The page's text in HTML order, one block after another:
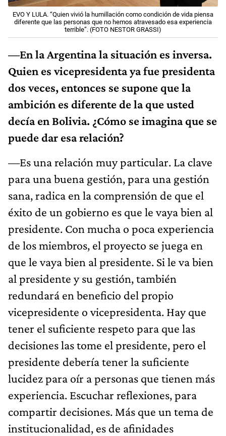
EVO Y LULA. “Quien vivió la humillación como condición de vida piensa
diferente que las personas que no hemos atravesado esa experiencia
terrible”. (FOTO NESTOR GRASSI)
—En la Argentina la situación es inversa.
Quien es vicepresidenta ya fue presidenta
dos veces, entonces se supone que la
ambición es diferente de la que usted
decía en Bolivia. ¿Cómo se imagina que se
puede dar esa relación?
—Es una relación muy particular. La clave
para una buena gestión, para una gestión
sana, radica en la comprensión de que el
éxito de un gobierno es que le vaya bien al
presidente. Con mucha o poca experiencia
de los miembros, el proyecto se juega en
que le vaya bien al presidente. Si le va bien
al presidente y su gestión, también
redundará en beneficio del propio
vicepresidente o vicepresidenta. Hay que
tener el suficiente respeto para que las
decisiones las tome el presidente, pero el
presidente debería tener la suficiente
lucidez para oír a personas que tienen más
experiencia. Escuchar reflexiones, para
compartir decisiones. Más que un tema de
institucionalidad, es de afinidades